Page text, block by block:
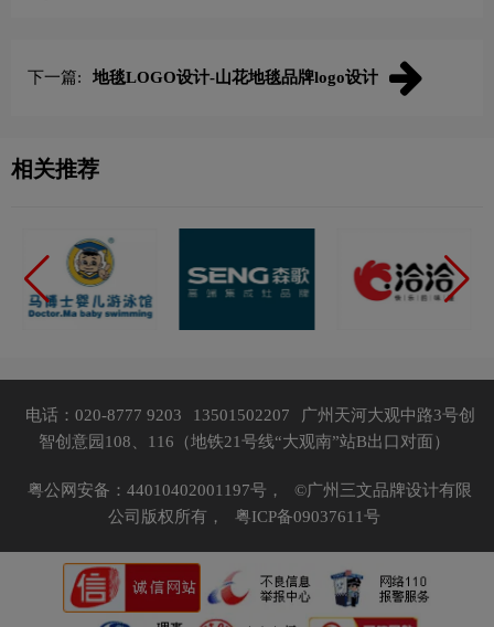
下一篇: 地毯LOGO设计-山花地毯品牌logo设计
相关推荐
电话：020-8777 9203 13501502207
广州天河大观中路3号创
智创意园108、116（地铁21号线“大观南”站B出口对面）
粤公网安备：44010402001197号，
©广州三文品牌设计有限
公司版权所有，
粤ICP备09037611号